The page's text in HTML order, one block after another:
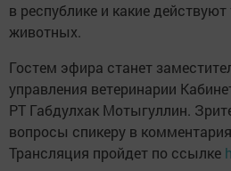
в республике и какие
животных.
Гостем эфира станет
управления ветеринарии
РТ Габдулхак Мотыгуллин.
вопросы спикеру в
Трансляция пройдет по ссылке